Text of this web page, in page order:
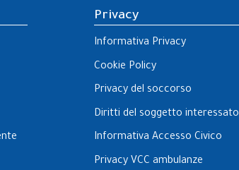
Privacy
Informativa Privacy
Cookie Policy
Privacy del soccorso
Diritti del soggetto interessato
Informativa Accesso Civico
Privacy VCC ambulanze